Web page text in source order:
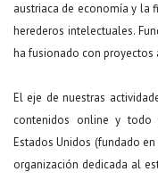
austriaca de economía y la
herederos intelectuales.
ha fusionado con proyectos
El eje de nuestras
contenidos online y
Estados Unidos (fundado
organización dedicada al